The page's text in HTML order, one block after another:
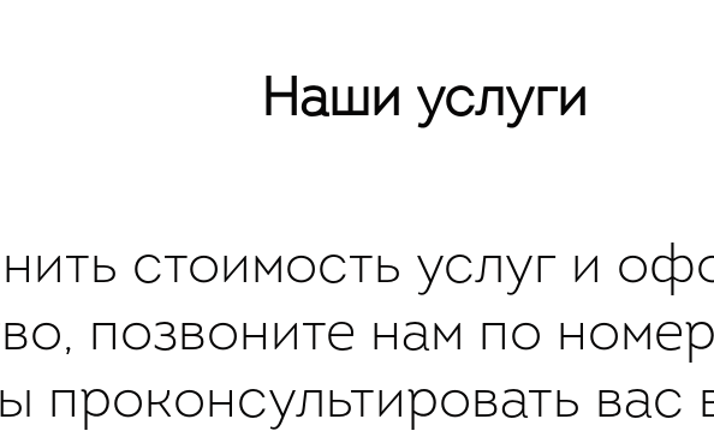
Наши услуги
стоимость услуг и
позвоните нам по
проконсультировать вас